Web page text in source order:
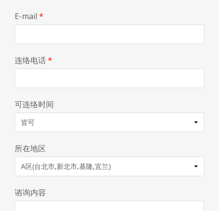
E-mail *
连络电话*
可连络时间
所在地区
谘询内容